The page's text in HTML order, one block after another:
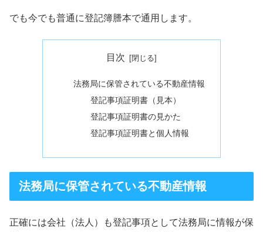
でも今でも普通に登記簿謄本で通用します。
目次
法務局に保管されている不動産情報
登記事項証明書（見本）
登記事項証明書の見かた
登記事項証明書と個人情報
法務局に保管されている不動産情報
正確には会社（法人）も登記事項として法務局に情報が保